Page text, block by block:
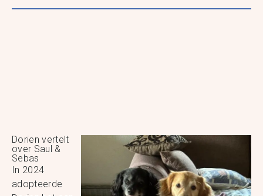
Dorien vertelt
over Saul &
Sebas
In 2024
adopteerde